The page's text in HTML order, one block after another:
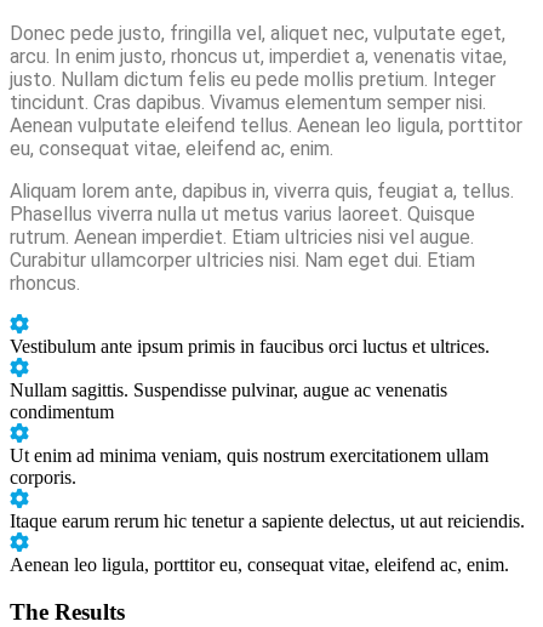
Donec pede justo, fringilla vel, aliquet nec, vulputate eget,
arcu. In enim justo, rhoncus ut, imperdiet a, venenatis vitae,
justo. Nullam dictum felis eu pede mollis pretium. Integer
tincidunt. Cras dapibus. Vivamus elementum semper nisi.
Aenean vulputate eleifend tellus. Aenean leo ligula, porttitor
eu, consequat vitae, eleifend ac, enim.
Aliquam lorem ante, dapibus in, viverra quis, feugiat a, tellus.
Phasellus viverra nulla ut metus varius laoreet. Quisque
rutrum. Aenean imperdiet. Etiam ultricies nisi vel augue.
Curabitur ullamcorper ultricies nisi. Nam eget dui. Etiam
rhoncus.
Vestibulum ante ipsum primis in faucibus orci luctus et ultrices.
Nullam sagittis. Suspendisse pulvinar, augue ac venenatis
condimentum
Ut enim ad minima veniam, quis nostrum exercitationem ullam
corporis.
Itaque earum rerum hic tenetur a sapiente delectus, ut aut reiciendis.
Aenean leo ligula, porttitor eu, consequat vitae, eleifend ac, enim.
The Results